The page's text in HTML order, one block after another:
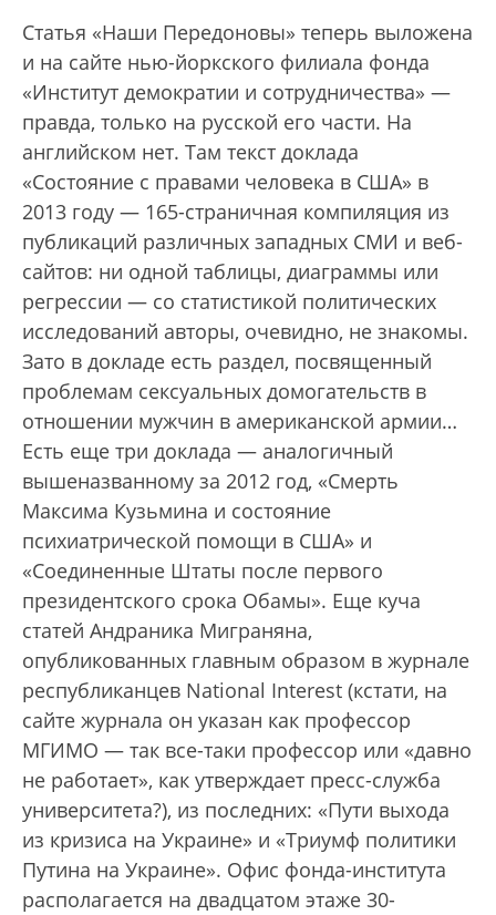
Статья «Наши Передоновы» теперь выложена
и на сайте нью-йоркского филиала фонда
«Институт демократии и сотрудничества» —
правда, только на русской его части. На
английском нет. Там текст доклада
«Состояние с правами человека в США» в
2013 году — 165-страничная компиляция из
публикаций различных западных СМИ и веб-
сайтов: ни одной таблицы, диаграммы или
регрессии — со статистикой политических
исследований авторы, очевидно, не знакомы.
Зато в докладе есть раздел, посвященный
проблемам сексуальных домогательств в
отношении мужчин в американской армии…
Есть еще три доклада — аналогичный
вышеназванному за 2012 год, «Смерть
Максима Кузьмина и состояние
психиатрической помощи в США» и
«Соединенные Штаты после первого
президентского срока Обамы». Еще куча
статей Андраника Миграняна,
опубликованных главным образом в журнале
республиканцев National Interest (кстати, на
сайте журнала он указан как профессор
МГИМО — так все-таки профессор или «давно
не работает», как утверждает пресс-служба
университета?), из последних: «Пути выхода
из кризиса на Украине» и «Триумф политики
Путина на Украине». Офис фонда-института
располагается на двадцатом этаже 30-